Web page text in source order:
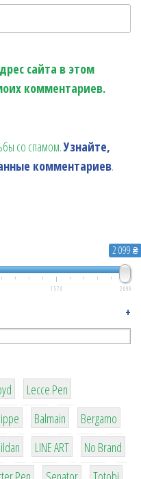
сайта в этом
комментариев.
со спамом.Узнайте,
комментариев.
2 099 ₴
1 574 2 099
+
2 2
Lecce Pen
4
Balmain
26
Bergamo
42 4
LINE ART
90
No Brand
22 15 43